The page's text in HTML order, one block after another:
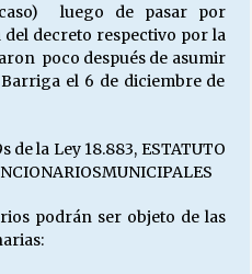
luego de pasar por
decreto respectivo por la
poco después de asumir
el 6 de diciembre de
la Ley 18.883, ESTATUTO
podrán ser objeto de las